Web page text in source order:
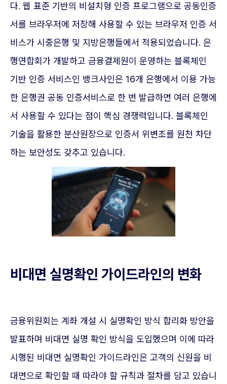
다. 웹 표준 기반의 비설치형 인증 프로그램으로 공동인증
서를 브라우저에 저장해 사용할 수 있는 브라우저 인증 서
비스가 시중은행 및 지방은행들에서 적용되었습니다. 은
행연합회가 개발하고 금융결제원이 운영하는 블록체인
기반 인증 서비스인 뱅크사인은 16개 은행에서 이용 가능
한 은행권 공동 인증서비스로 한 번 발급하면 여러 은행에
서 사용할 수 있다는 점이 핵심 경쟁력입니다. 블록체인
기술을 활용한 분산원장으로 인증서 위변조를 원천 차단
하는 보안성도 갖추고 있습니다.
비대면 실명확인 가이드라인의 변화
금융위원회는 계좌 개설 시 실명확인 방식 합리화 방안을
발표하며 비대면 실명 확인 방식을 도입했으며 이에 따라
시행된 비대면 실명확인 가이드라인은 고객의 신원을 비
대면으로 확인할 때 따라야 할 규칙과 절차를 담고 있습니